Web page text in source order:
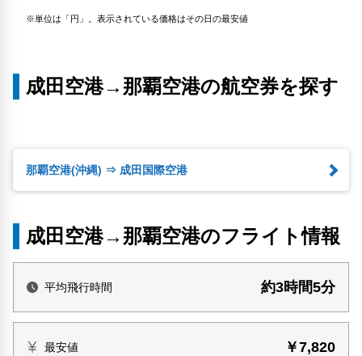
※単位は「円」。表示されている価格はその日の最安値
成田空港→那覇空港の航空券を探す
那覇空港(沖縄) ⇒ 成田国際空港
成田空港→那覇空港のフライト情報
平均飛行時間 約3時間5分
最安値 ￥7,820